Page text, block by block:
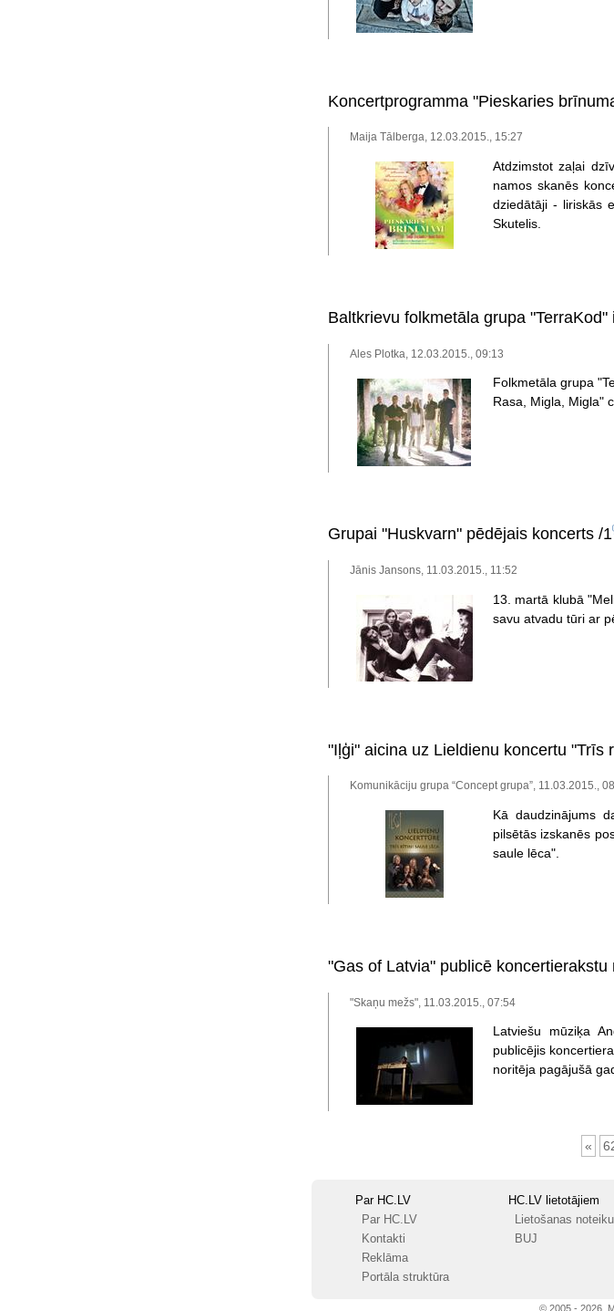
Koncertprogramma "Pieskaries
Maija Tālberga, 12.03.2015., 15:27
Atdzimstot zaļai
namos skanēs
dziedātāji - liriskās
Skutelis.
Baltkrievu folkmetāla grupa
Ales Plotka, 12.03.2015., 09:13
Folkmetāla grupa
Rasa, Migla, Migla"
Grupai "Huskvarn" pēdējais koncerts/1
Jānis Jansons, 11.03.2015., 11:52
13. martā klubā
savu atvadu tūri ar
"Iļģi" aicina uz Lieldienu koncertu "Trīs
Komunikāciju grupa “Concept grupa”, 11.03.2015.,
Kā daudzinājums
pilsētās izskanēs
saule lēca".
"Gas of Latvia" publicē
"Skaņu mežs", 11.03.2015., 07:54
Latviešu mūziķa
publicējis
noritēja pagājušā
«
Par HC.LV
Par HC.LV
Kontakti
Reklāma
Portāla struktūra
HC.LV lietotājiem
Lietošanas
BUJ
© 2005 - 2026,